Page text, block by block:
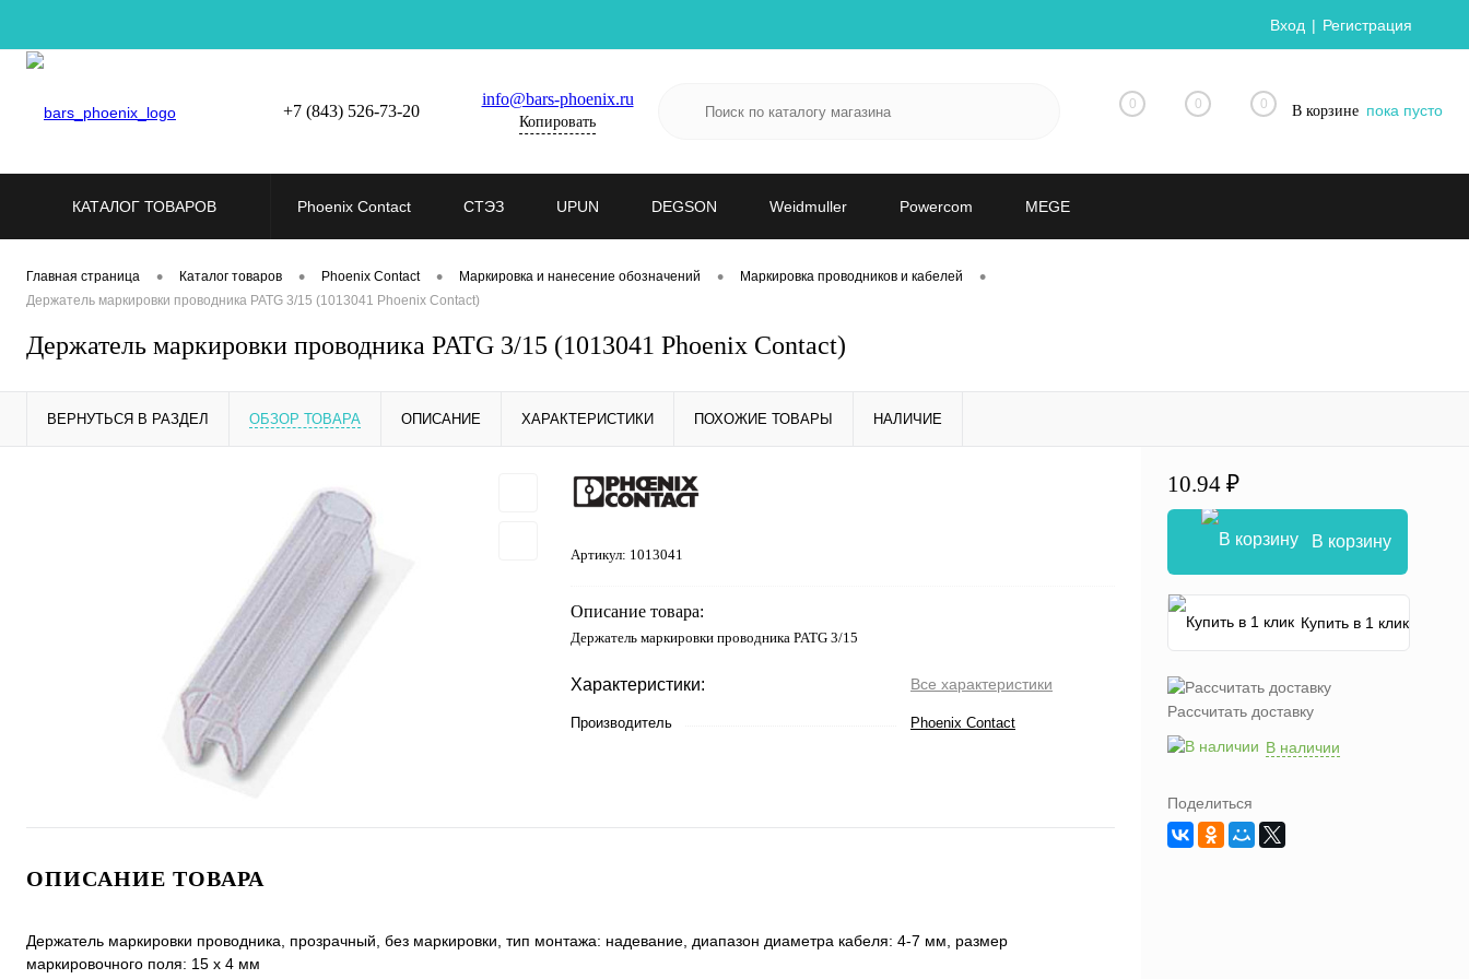
Вход Регистрация
+7 (843) 526-73-20
info@bars-phoenix.ru
Копировать
0 0 0 В корзине пока пусто
КАТАЛОГ ТОВАРОВ Phoenix Contact СТЭЗ UPUN DEGSON Weidmuller Powercom MEGE
Главная страница • Каталог товаров • Phoenix Contact • Маркировка и нанесение обозначений • Маркировка проводников и кабелей •
Держатель маркировки проводника PATG 3/15 (1013041 Phoenix Contact)
Держатель маркировки проводника PATG 3/15 (1013041 Phoenix Contact)
ВЕРНУТЬСЯ В РАЗДЕЛ ОБЗОР ТОВАРА ОПИСАНИЕ ХАРАКТЕРИСТИКИ ПОХОЖИЕ ТОВАРЫ НАЛИЧИЕ
Артикул: 1013041
Описание товара:
Держатель маркировки проводника PATG 3/15
Характеристики: Все характеристики
Производитель Phoenix Contact
ОПИСАНИЕ ТОВАРА
Держатель маркировки проводника, прозрачный, без маркировки, тип монтажа: надевание, диапазон диаметра кабеля: 4-7 мм, размер
маркировочного поля: 15 х 4 мм
10.94 ₽
В корзину
Купить в 1 клик
Рассчитать доставку
В наличии
Поделиться